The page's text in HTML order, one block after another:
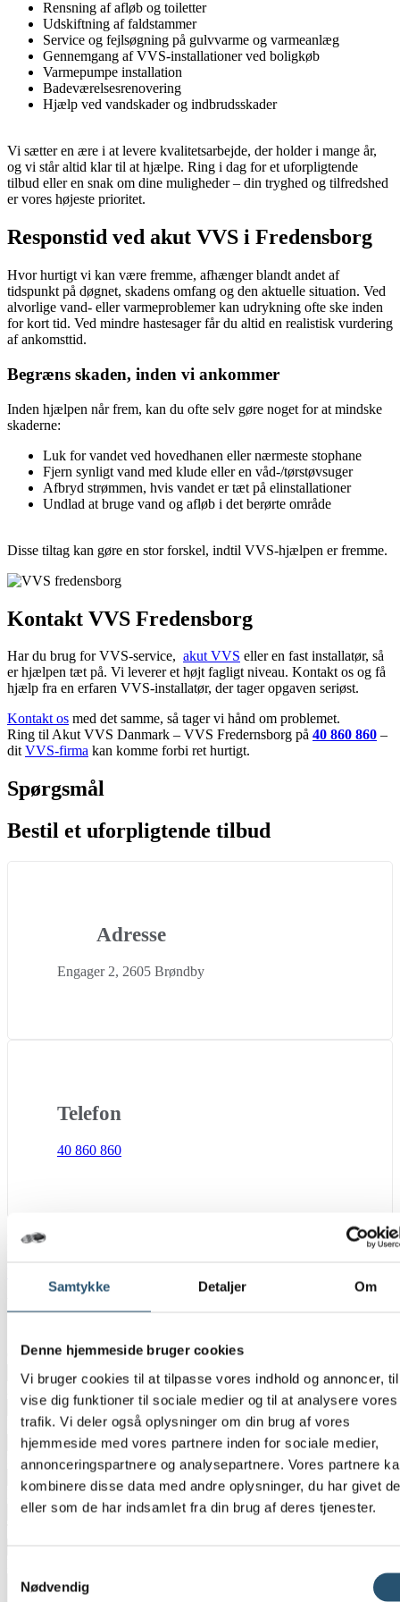
Samtykke Detaljer Om
Denne hjemmeside bruger cookies
Vi bruger cookies til at tilpasse vores indhold og annoncer,
vise dig funktioner til sociale medier og til at analysere vores
trafik. Vi deler også oplysninger om din brug af vores
hjemmeside med vores partnere inden for sociale medier,
annonceringspartnere og analysepartnere. Vores partnere
kombinere disse data med andre oplysninger, du har givet
eller som de har indsamlet fra din brug af deres tjenester.
Nødvendig
Rensning af afløb og toiletter
Udskiftning af faldstammer
Service og fejlsøgning på gulvvarme og varmeanlæg
Gennemgang af VVS-installationer ved boligkøb
Varmepumpe installation
Badeværelsesrenovering
Hjælp ved vandskader og indbrudsskader
Vi sætter en ære i at levere kvalitetsarbejde, der holder i mange år,
og vi står altid klar til at hjælpe. Ring i dag for et uforpligtende
tilbud eller en snak om dine muligheder – din tryghed og tilfredshed
er vores højeste prioritet.
Responstid ved akut VVS i Fredensborg
Hvor hurtigt vi kan være fremme, afhænger blandt andet af
tidspunkt på døgnet, skadens omfang og den aktuelle situation. Ved
alvorlige vand- eller varmeproblemer kan udrykning ofte ske inden
for kort tid. Ved mindre hastesager får du altid en realistisk vurdering
af ankomsttid.
Begræns skaden, inden vi ankommer
Inden hjælpen når frem, kan du ofte selv gøre noget for at mindske
skaderne:
Luk for vandet ved hovedhanen eller nærmeste stophane
Fjern synligt vand med klude eller en våd-/tørstøvsuger
Afbryd strømmen, hvis vandet er tæt på elinstallationer
Undlad at bruge vand og afløb i det berørte område
Disse tiltag kan gøre en stor forskel, indtil VVS-hjælpen er fremme.
Kontakt VVS Fredensborg
Har du brug for VVS-service, akut VVS eller en fast installatør, så
er hjælpen tæt på. Vi leverer et højt fagligt niveau. Kontakt os og få
hjælp fra en erfaren VVS-installatør, der tager opgaven seriøst.
Kontakt os med det samme, så tager vi hånd om problemet.
Ring til Akut VVS Danmark – VVS Fredernsborg på 40 860 860 –
ditVVS-firma kan komme forbi ret hurtigt.
Spørgsmål
Bestil et uforpligtende tilbud
Adresse
Engager 2, 2605 Brøndby
Telefon
40 860 860
Du er altid velkommen til at ringe til os 24 timer i døgnet, hvis du
CVR-Nummer
*
Postnummer*
By*
E-mail*